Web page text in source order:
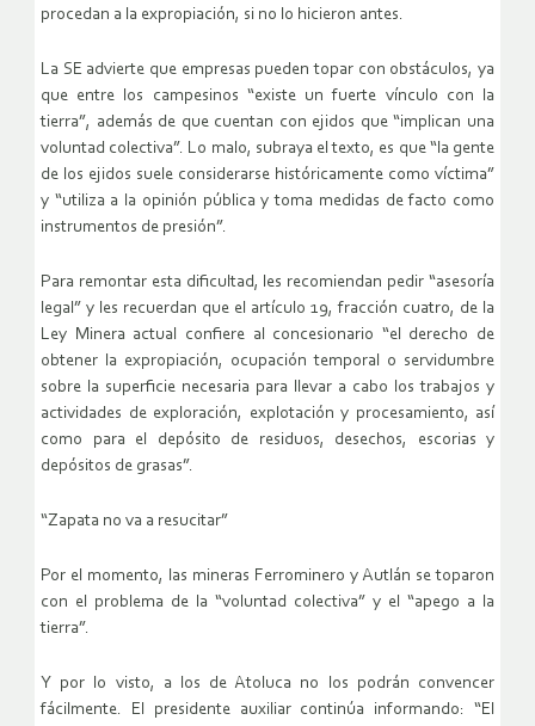
procedan a la expropiación, si no lo hicieron antes.
La SE advierte que empresas pueden topar con obstáculos, ya
que entre los campesinos “existe un fuerte vínculo con la
tierra”, además de que cuentan con ejidos que “implican una
voluntad colectiva”. Lo malo, subraya el texto, es que “la gente
de los ejidos suele considerarse históricamente como víctima”
y “utiliza a la opinión pública y toma medidas de facto como
instrumentos de presión”.
Para remontar esta dificultad, les recomiendan pedir “asesoría
legal” y les recuerdan que el artículo 19, fracción cuatro, de la
Ley Minera actual confiere al concesionario “el derecho de
obtener la expropiación, ocupación temporal o servidumbre
sobre la superficie necesaria para llevar a cabo los trabajos y
actividades de exploración, explotación y procesamiento, así
como para el depósito de residuos, desechos, escorias y
depósitos de grasas”.
“Zapata no va a resucitar”
Por el momento, las mineras Ferrominero y Autlán se toparon
con el problema de la “voluntad colectiva” y el “apego a la
tierra”.
Y por lo visto, a los de Atoluca no los podrán convencer
fácilmente. El presidente auxiliar continúa informando: “El